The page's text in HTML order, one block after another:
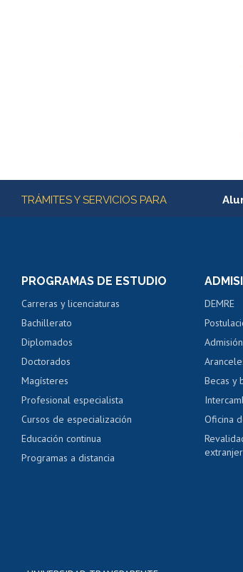
Más información
TRÁMITES Y SERVICIOS PARA
PROGRAMAS DE ESTUDIO
Carreras y licenciaturas
Bachillerato
Diplomados
Doctorados
Magísteres
Profesional especialista
Cursos de especialización
Educación continua
Programas a distancia
DEMRE
Becas y
Oficina